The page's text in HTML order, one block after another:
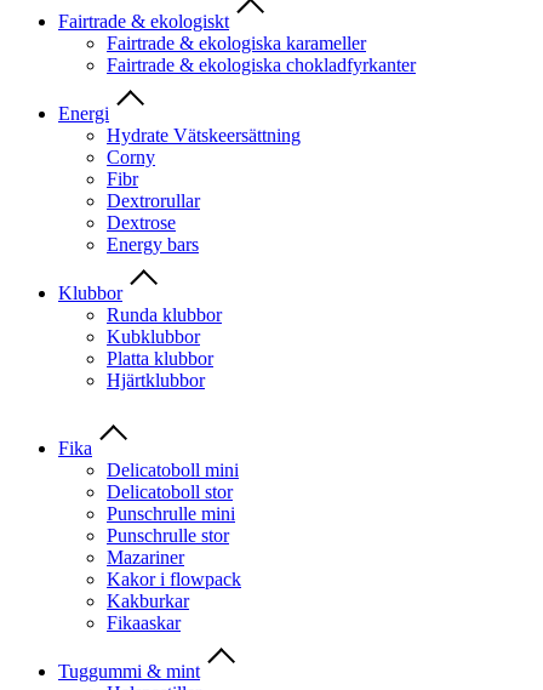
Fairtrade & ekologiskt
Fairtrade & ekologiska karameller
Fairtrade & ekologiska chokladfyrkanter
Energi
Hydrate Vätskeersättning
Corny
Fibr
Dextrorullar
Dextrose
Energy bars
Klubbor
Runda klubbor
Kubklubbor
Platta klubbor
Hjärtklubbor
Fika
Delicatoboll mini
Delicatoboll stor
Punschrulle mini
Punschrulle stor
Mazariner
Kakor i flowpack
Kakburkar
Fikaaskar
Tuggummi & mint